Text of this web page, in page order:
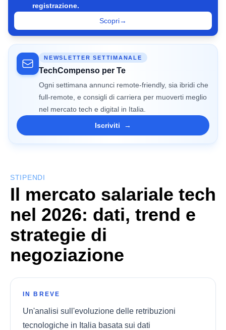
registrazione.
Scopri→
NEWSLETTER SETTIMANALE
TechCompenso per Te
Ogni settimana annunci remote-friendly, sia ibridi che
full-remote, e consigli di carriera per muoverti meglio
nel mercato tech e digital in Italia.
Iscriviti
→
STIPENDI
Il mercato salariale tech
nel 2026: dati, trend e
strategie di
negoziazione
IN BREVE
Un'analisi sull'evoluzione delle retribuzioni
tecnologiche in Italia basata sui dati